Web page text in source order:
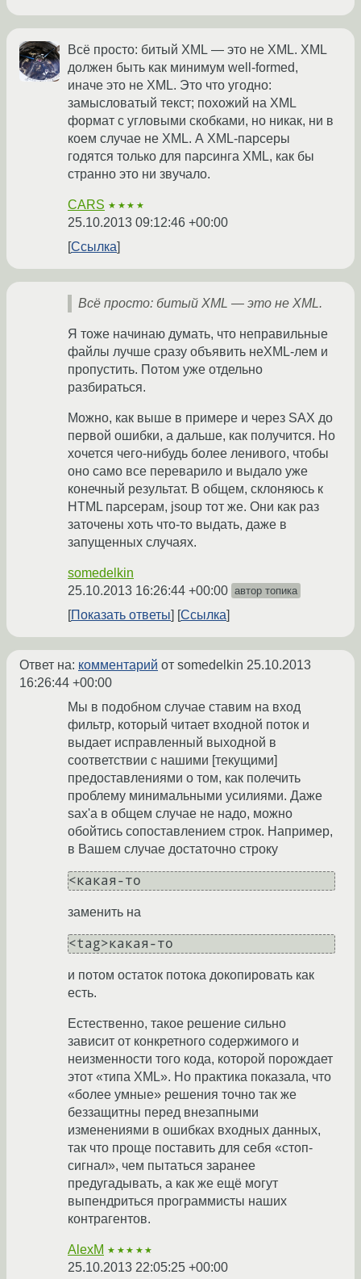
Всё просто: битый XML — это не XML. XML
должен быть как минимум well-formed,
иначе это не XML. Это что угодно:
замысловатый текст; похожий на XML
формат с угловыми скобками, но никак, ни в
коем случае не XML. А XML-парсеры
годятся только для парсинга XML, как бы
странно это ни звучало.
CARS ★★★★
25.10.2013 09:12:46 +00:00
Ссылка
Всё просто: битый XML — это не XML.
Я тоже начинаю думать, что неправильные
файлы лучше сразу объявить неXML-лем и
пропустить. Потом уже отдельно
разбираться.
Можно, как выше в примере и через SAX до
первой ошибки, а дальше, как получится. Но
хочется чего-нибудь более ленивого, чтобы
оно само все переварило и выдало уже
конечный результат. В общем, склоняюсь к
HTML парсерам, jsoup тот же. Они как раз
заточены хоть что-то выдать, даже в
запущенных случаях.
somedelkin
25.10.2013 16:26:44 +00:00 автор топика
Показать ответы Ссылка
Ответ на: комментарий от somedelkin 25.10.2013
16:26:44 +00:00
Мы в подобном случае ставим на вход
фильтр, который читает входной поток и
выдает исправленный выходной в
соответствии с нашими [текущими]
предоставлениями о том, как полечить
проблему минимальными усилиями. Даже
sax'а в общем случае не надо, можно
обойтись сопоставлением строк. Например,
в Вашем случае достаточно строку
<какая-то
заменить на
<tag>какая-то
и потом остаток потока докопировать как
есть.
Естественно, такое решение сильно
зависит от конкретного содержимого и
неизменности того кода, которой порождает
этот «типа XML». Но практика показала, что
«более умные» решения точно так же
беззащитны перед внезапными
изменениями в ошибках входных данных,
так что проще поставить для себя «стоп-
сигнал», чем пытаться заранее
предугадывать, а как же ещё могут
выпендриться программисты наших
контрагентов.
AlexM ★★★★★
25.10.2013 22:05:25 +00:00